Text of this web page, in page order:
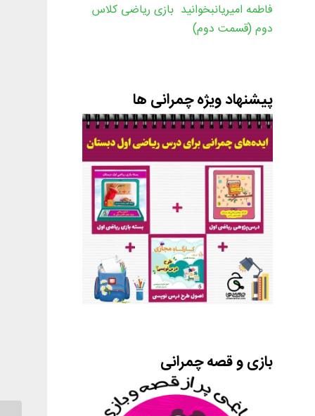
فاطمه امیریانبخوانید بازی ریاضی کلاس
دوم (قسمت دوم)
پیشنهاد ویژه چمرانی ها
بازی و قصه چمرانی